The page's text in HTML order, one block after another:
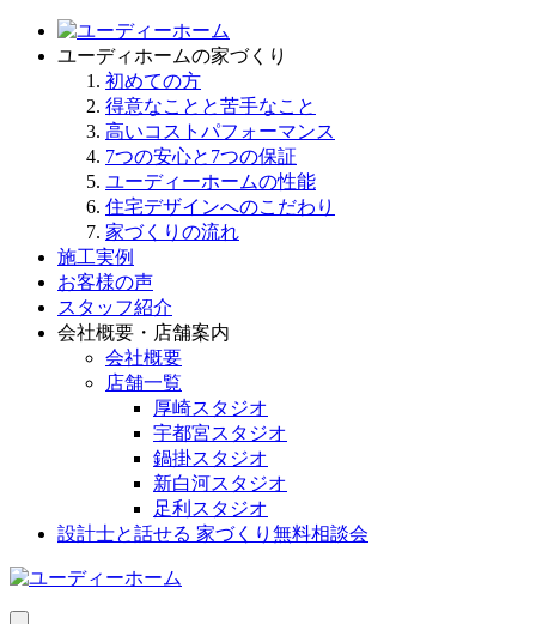
ユーディホームの家づくり
初めての方
得意なことと苦手なこと
高いコストパフォーマンス
7つの安心と7つの保証
ユーディーホームの性能
住宅デザインへのこだわり
家づくりの流れ
施工実例
お客様の声
スタッフ紹介
会社概要・店舗案内
会社概要
店舗一覧
厚崎スタジオ
宇都宮スタジオ
鍋掛スタジオ
新白河スタジオ
足利スタジオ
設計士と話せる 家づくり無料相談会